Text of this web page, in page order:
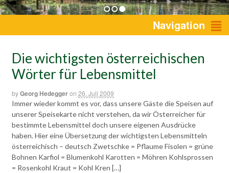
1 2 3 Navigation
Die wichtigsten österreichischen
Wörter für Lebensmittel
byGeorg Hedeggeron 26. Juli 2009
Immer wieder kommt es vor, dass unsere Gäste die Speisen auf
unserer Speisekarte nicht verstehen, da wir Österreicher für
bestimmte Lebensmittel doch unsere eigenen Ausdrücke
haben. Hier eine Übersetzung der wichtigsten Lebensmitteln
österreichisch – deutsch Zwetschke = Pflaume Fisolen = grüne
Bohnen Karfiol = Blumenkohl Karotten = Möhren Kohlsprossen
= Rosenkohl Kraut = Kohl Kren […]